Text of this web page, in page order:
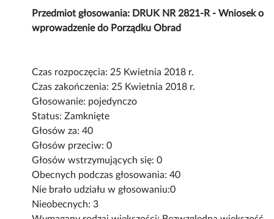
Przedmiot głosowania: DRUK NR 2821-R - Wniosek o
wprowadzenie do Porządku Obrad
Czas rozpoczęcia: 25 Kwietnia 2018 r.
Czas zakończenia: 25 Kwietnia 2018 r.
Głosowanie: pojedynczo
Status: Zamknięte
Głosów za: 40
Głosów przeciw: 0
Głosów wstrzymujących się: 0
Obecnych podczas głosowania: 40
Nie brało udziału w głosowaniu:0
Nieobecnych: 3